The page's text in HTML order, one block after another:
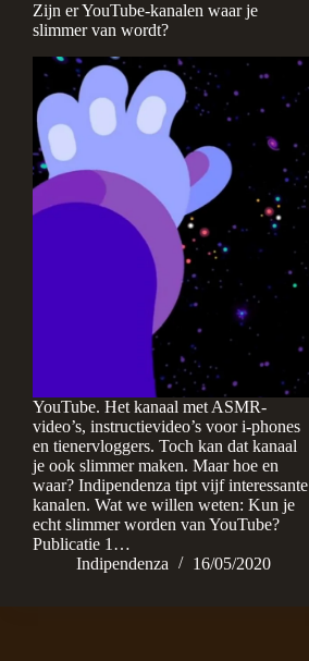
Zijn er YouTube-kanalen waar je
slimmer van wordt?
YouTube. Het kanaal met ASMR-
video’s, instructievideo’s voor i-phones
en tienervloggers. Toch kan dat kanaal
je ook slimmer maken. Maar hoe en
waar? Indipendenza tipt vijf interessante
kanalen. Wat we willen weten: Kun je
echt slimmer worden van YouTube?
Publicatie 1…
Indipendenza
16/05/2020